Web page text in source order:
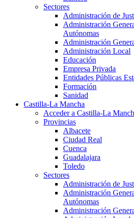
Sectores
Administración de
Administración
Autónomas
Administración
Administración Local
Educación
Empresa Privada
Entidades Públicas
Formación
Sanidad
Castilla-La Mancha
Acceder a Castilla-La
Provincias
Albacete
Ciudad Real
Cuenca
Guadalajara
Toledo
Sectores
Administración de
Administración
Autónomas
Administración